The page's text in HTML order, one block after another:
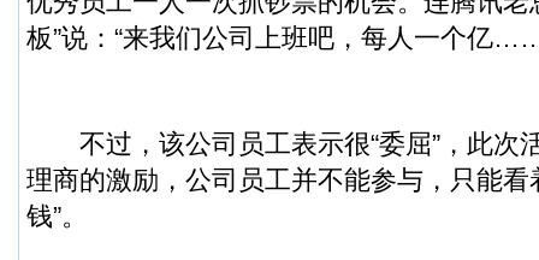
板”说：“来我们公司上班吧，每人一个亿
不过，该公司员工表示很“委屈”，此次
理商的激励，公司员工并不能参与，只能看
钱”。